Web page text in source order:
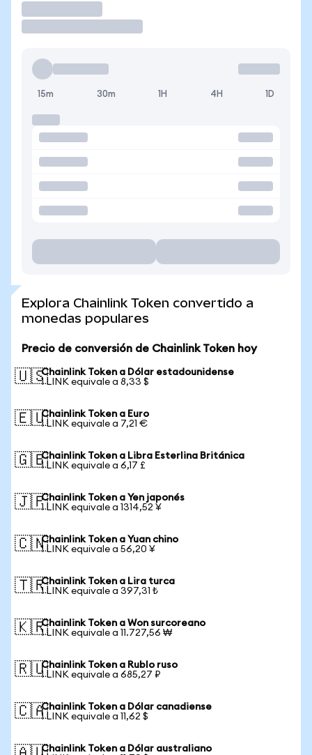
15m 30m 1H 4H 1D
Explora Chainlink Token convertido a
monedas populares
Precio de conversión de Chainlink Token hoy
🇺🇸Chainlink Token a Dólar estadounidense
1 LINK equivale a 8,33 $
🇪🇺Chainlink Token a Euro
1 LINK equivale a 7,21 €
🇬🇧Chainlink Token a Libra Esterlina Británica
1 LINK equivale a 6,17 £
🇯🇵Chainlink Token a Yen japonés
1 LINK equivale a 1314,52 ¥
🇨🇳Chainlink Token a Yuan chino
1 LINK equivale a 56,20 ¥
🇹🇷Chainlink Token a Lira turca
1 LINK equivale a 397,31 ₺
🇰🇷Chainlink Token a Won surcoreano
1 LINK equivale a 11.727,56 ₩
🇷🇺Chainlink Token a Rublo ruso
1 LINK equivale a 685,27 ₽
🇨🇦Chainlink Token a Dólar canadiense
1 LINK equivale a 11,62 $
Chainlink Token a Dólar australiano